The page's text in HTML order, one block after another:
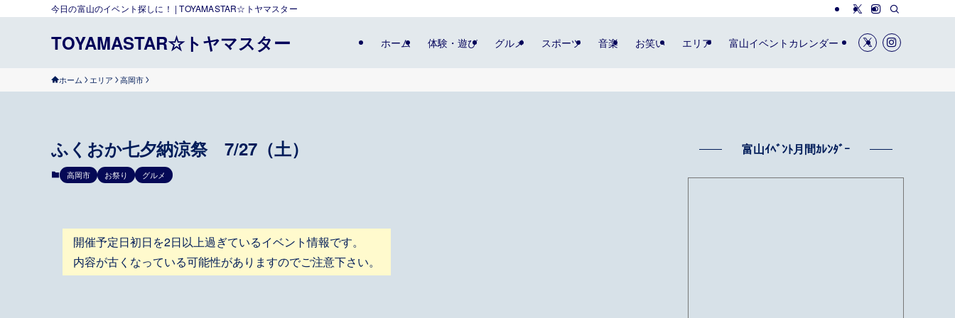
今日の富山のイベント探しに！ | TOYAMASTAR☆トヤマスター
TOYAMASTAR☆トヤマスター ホーム 体験・遊び グルメ スポーツ 音楽 お笑い エリア 富山イベントカレンダー
ホーム エリア 高岡市
ふくおか七夕納涼祭 7/27（土）
高岡市 お祭り グルメ
開催予定日初日を2日以上過ぎているイベント情報です。
内容が古くなっている可能性がありますのでご注意下さい。
富山ｲﾍﾞﾝﾄ月間ｶﾚﾝﾀﾞｰ